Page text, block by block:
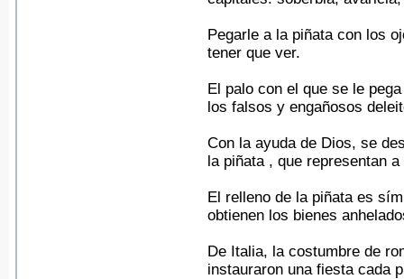
Pegarle a la piñata con los
tener que ver.
El palo con el que se le
los falsos y engañosos
Con la ayuda de Dios, se
la piñata , que representan
El relleno de la piñata es
obtienen los bienes
De Italia, la costumbre de
instauraron una fiesta cada